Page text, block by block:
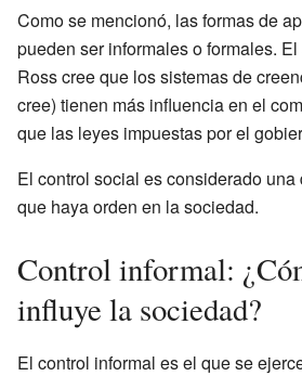
Como se mencionó, las formas de
pueden ser informales o formales.
Ross cree que los sistemas de
cree) tienen más influencia en el
que las leyes impuestas por el
El control social es considerado
que haya orden en la sociedad.
Control informal:
influye la sociedad?
El control informal es el que se